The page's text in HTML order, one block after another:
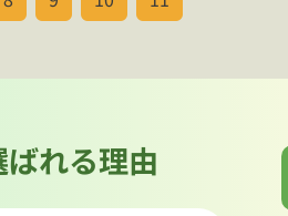
れる理由